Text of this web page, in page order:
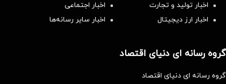
اخبار تولید و تجارت
اخبار اجتماعی
اخبار ارز دیجیتال
اخبار سایر رسانه‌‌ها
گروه رسانه ای دنیای اقتصاد
گروه رسانه ای دنیای اقتصاد